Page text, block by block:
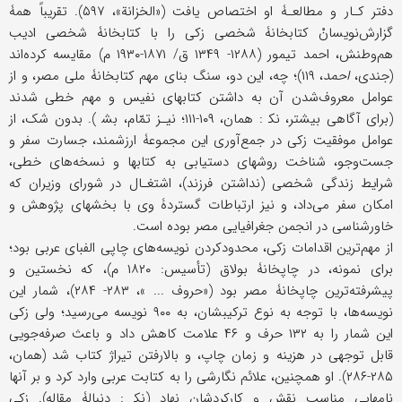
دفتر کـار و مطالعـۀ او اختصاص یافت («الخزانة»، ۵۹۷). تقریباً همۀ
گزارش‌نویسانْ کتابخانۀ شخصی زکی را با کتابخانۀ شخصی ادیب
هم‌وطنش، احمد تیمور (۱۲۸۸- ۱۳۴۹ ق/ ۱۸۷۱-۱۹۳۰ م) مقایسه کرده‌اند
(جندی،احمد
، ۱۱۹)؛ چه، این دو، سنگ بنای مهم کتابخانۀ ملی مصر، و از
عوامل معروف‌شدن آن به داشتن کتابهای نفیس و مهم خطی شدند
(برای آگاهی بیشتر، نک‍ : همان، ۱۰۹-۱۱۱؛ نیـز تمّام، بش‍ ). بدون شک، از
عوامل موفقیت زکی در جمع‌آوری این مجموعۀ ارزشمند، جسارت سفر و
جست‌وجو، شناخت روشهای دستیابی به کتابها و نسخه‌های خطی،
شرایط زندگی شخصی (نداشتن فرزند)، اشتغـال در شورای وزیران که
امکان سفر می‌داد، و نیز ارتباطات گستردۀ وی با بخشهای پژوهش و
خاورشناسی در انجمن جغرافیایی مصر بوده است.
از مهم‌ترین اقدامات زکی، محدودکردن نویسه‌های چاپی الفبای عربی بود؛
برای نمونه، در چاپخانۀ بولاق (تأسیس: ۱۸۲۰ م)، که نخستین و
پیشرفته‌ترین چاپخانۀ مصر بود («حروف ... »، ۲۸۳- ۲۸۴)، شمار این
نویسه‌ها، با توجه به نوع ترکیبشان، به ۹۰۰ نویسه می‌رسید؛ ولی زکی
این شمار را به ۱۳۲ حرف و ۴۶ علامت کاهش داد و باعث صرفه‌جویی
قابل توجهی در هزینه و زمان چاپ، و بالارفتن تیراژ کتاب شد (همان‌،
۲۸۵-۲۸۶). او همچنین، علائم نگارشی را به کتابت عربی وارد کرد و بر آنها